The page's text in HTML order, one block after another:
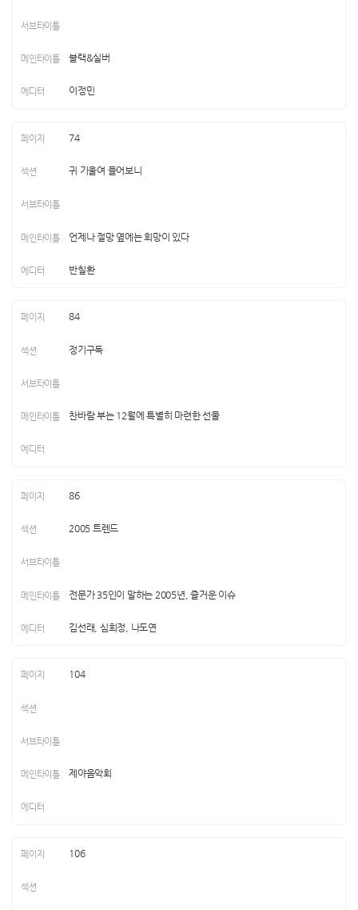
블랙&실버
이정민
74
귀 기울여 들어보니
언제나 절망 옆에는 희망이 있다
반칠환
84
정기구독
찬바람 부는 12월에 특별히 마련한 선물
86
2005 트렌드
전문가 35인이 말하는 2005년, 즐거운 이슈
김선래, 심희정, 나도연
104
제야음악회
106